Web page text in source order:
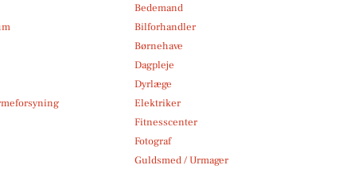
Bedemand
Bilforhandler
Børnehave
Dagpleje
Dyrlæge
Elektriker
Fitnesscenter
Fotograf
Guldsmed / Urmager